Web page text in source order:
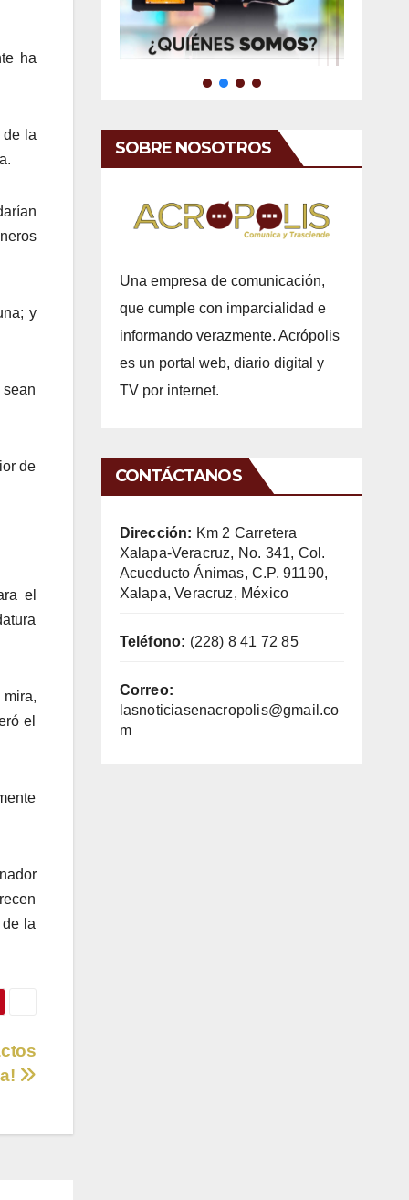
ha
de la
y
de
el
el
la
SOBRE NOSOTROS
Una empresa de comunicación,
que cumple con imparcialidad e
informando verazmente. Acrópolis
es un portal web, diario digital y
TV por internet.
CONTÁCTANOS
Dirección: Km 2 Carretera
Xalapa-Veracruz, No. 341, Col.
Acueducto Ánimas, C.P. 91190,
Xalapa, Veracruz, México
Teléfono: (228) 8 41 72 85
Correo:
lasnoticiasenacropolis@gmail.co
m